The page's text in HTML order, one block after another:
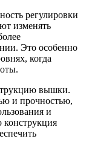
регулировки
изменять
Это особенно
когда
вышки.
и прочностью,
и
конструкция